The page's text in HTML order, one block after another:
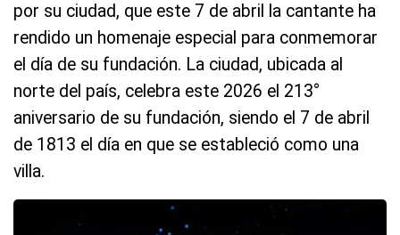
por su ciudad, que este 7 de abril la cantante ha
rendido un homenaje especial para conmemorar
el día de su fundación. La ciudad, ubicada al
norte del país, celebra este 2026 el 213°
aniversario de su fundación, siendo el 7 de abril
de 1813 el día en que se estableció como una
villa.